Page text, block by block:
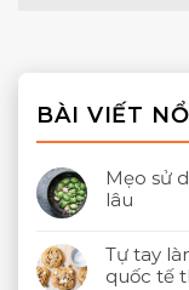
BÀI VIẾT
Mẹo sử
lâu
Tự tay
quốc tế